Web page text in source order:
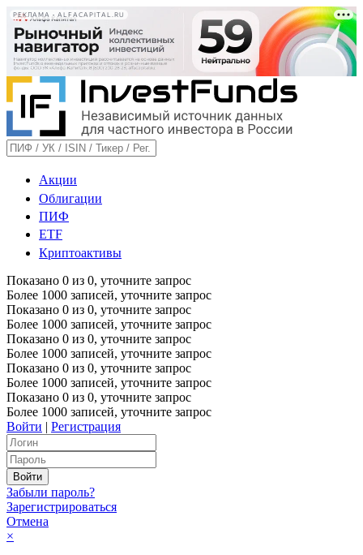
РЕКЛАМА • ALFACAPITAL.RU
Акции
Облигации
ПИФ
ETF
Криптоактивы
Показано 0 из 0, уточните запрос
Более 1000 записей, уточните запрос
Показано 0 из 0, уточните запрос
Более 1000 записей, уточните запрос
Показано 0 из 0, уточните запрос
Более 1000 записей, уточните запрос
Показано 0 из 0, уточните запрос
Более 1000 записей, уточните запрос
Показано 0 из 0, уточните запрос
Более 1000 записей, уточните запрос
Войти | Регистрация
Забыли пароль?
Зарегистрироваться
Отмена
×